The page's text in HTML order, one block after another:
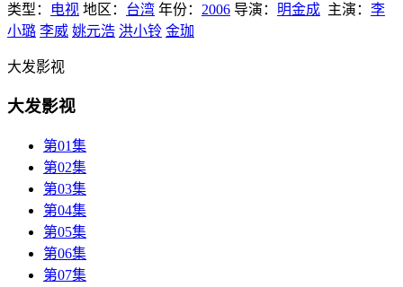
类型： 电视 地区： 台湾 年份： 2006 导演： 明金成 主演： 李
小璐 李威 姚元浩 洪小铃 金珈
大发影视
大发影视
第01集
第02集
第03集
第04集
第05集
第06集
第07集